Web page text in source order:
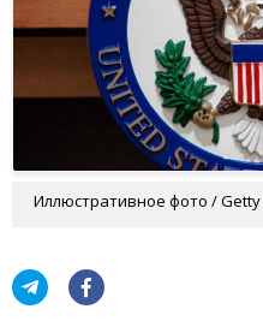
Иллюстративное фото / Getty